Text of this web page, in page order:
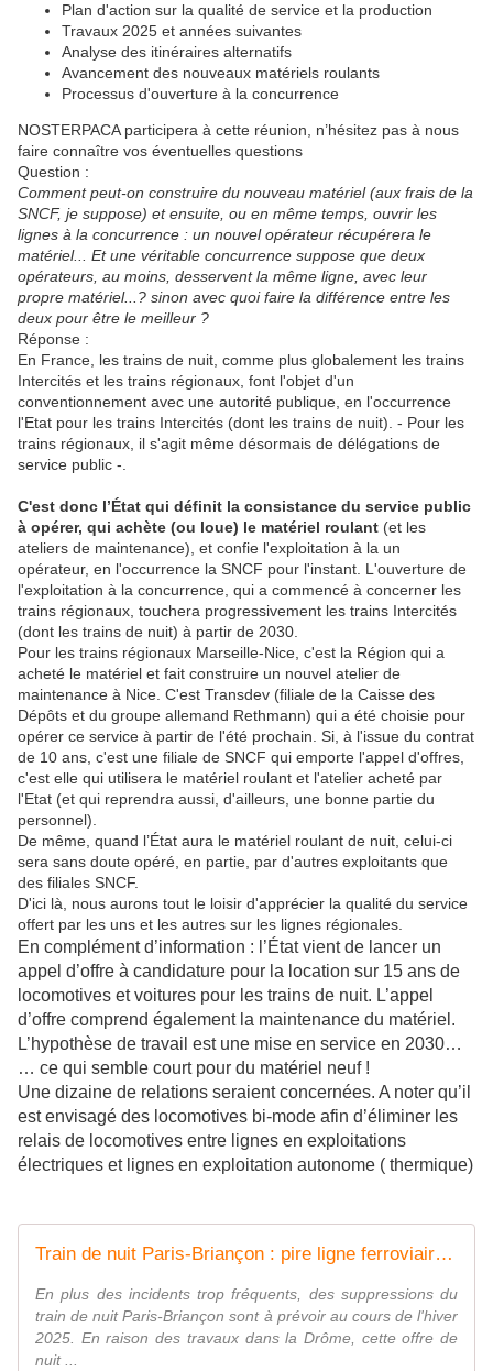
Plan d'action sur la qualité de service et la production
Travaux 2025 et années suivantes
Analyse des itinéraires alternatifs
Avancement des nouveaux matériels roulants
Processus d'ouverture à la concurrence
NOSTERPACA participera à cette réunion, n’hésitez pas à nous
faire connaître vos éventuelles questions
Question :
Comment peut-on construire du nouveau matériel (aux frais de la
SNCF, je suppose) et ensuite, ou en même temps, ouvrir les
lignes à la concurrence : un nouvel opérateur récupérera le
matériel... Et une véritable concurrence suppose que deux
opérateurs, au moins, desservent la même ligne, avec leur
propre matériel...? sinon avec quoi faire la différence entre les
deux pour être le meilleur ?
Réponse :
En France, les trains de nuit, comme plus globalement les trains
Intercités et les trains régionaux, font l'objet d'un
conventionnement avec une autorité publique, en l'occurrence
l'Etat pour les trains Intercités (dont les trains de nuit). - Pour les
trains régionaux, il s'agit même désormais de délégations de
service public -.
C'est donc l’État qui définit la consistance du service public
à opérer, qui achète (ou loue) le matériel roulant (et les
ateliers de maintenance), et confie l'exploitation à la un
opérateur, en l'occurrence la SNCF pour l'instant. L'ouverture de
l'exploitation à la concurrence, qui a commencé à concerner les
trains régionaux, touchera progressivement les trains Intercités
(dont les trains de nuit) à partir de 2030.
Pour les trains régionaux Marseille-Nice, c'est la Région qui a
acheté le matériel et fait construire un nouvel atelier de
maintenance à Nice. C'est Transdev (filiale de la Caisse des
Dépôts et du groupe allemand Rethmann) qui a été choisie pour
opérer ce service à partir de l'été prochain. Si, à l'issue du contrat
de 10 ans, c'est une filiale de SNCF qui emporte l'appel d'offres,
c'est elle qui utilisera le matériel roulant et l'atelier acheté par
l'Etat (et qui reprendra aussi, d'ailleurs, une bonne partie du
personnel).
De même, quand l’État aura le matériel roulant de nuit, celui-ci
sera sans doute opéré, en partie, par d'autres exploitants que
des filiales SNCF.
D'ici là, nous aurons tout le loisir d'apprécier la qualité du service
offert par les uns et les autres sur les lignes régionales.
En complément d’information : l’État vient de lancer un
appel d’offre à candidature pour la location sur 15 ans de
locomotives et voitures pour les trains de nuit. L’appel
d’offre comprend également la maintenance du matériel.
L’hypothèse de travail est une mise en service en 2030…
… ce qui semble court pour du matériel neuf !
Une dizaine de relations seraient concernées. A noter qu’il
est envisagé des locomotives bi-mode afin d’éliminer les
relais de locomotives entre lignes en exploitations
électriques et lignes en exploitation autonome ( thermique)
Train de nuit Paris-Briançon : pire ligne ferroviaire de France en 2024 ? - LA VOIX DE NOSTERPACA
En plus des incidents trop fréquents, des suppressions du
train de nuit Paris-Briançon sont à prévoir au cours de l'hiver
2025. En raison des travaux dans la Drôme, cette offre de
nuit ...